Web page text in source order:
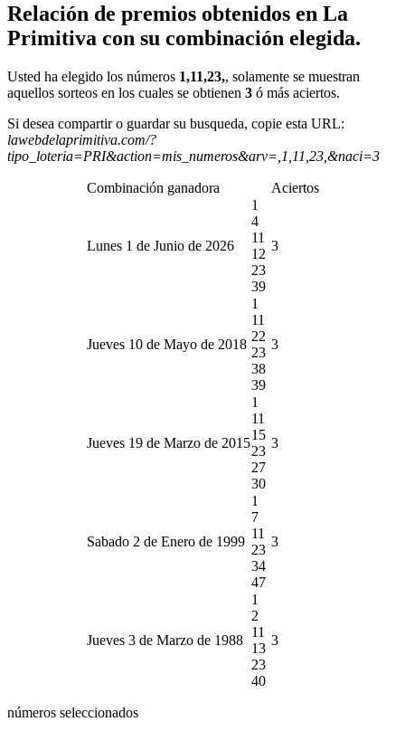
Relación de premios obtenidos en La
Primitiva con su combinación elegida.
Usted ha elegido los números 1,11,23,, solamente se muestran
aquellos sorteos en los cuales se obtienen 3 ó más aciertos.
Si desea compartir o guardar su busqueda, copie esta URL:
lawebdelaprimitiva.com/?
tipo_loteria=PRI&action=mis_numeros&arv=,1,11,23,&naci=3
Combinación ganadora Aciertos
Lunes 1 de Junio de 2026
1
4
11
12
23
39
3
Jueves 10 de Mayo de 2018
1
11
22
23
38
39
3
Jueves 19 de Marzo de 2015
1
11
15
23
27
30
3
Sabado 2 de Enero de 1999
1
7
11
23
34
47
3
Jueves 3 de Marzo de 1988
1
2
11
13
23
40
3
números seleccionados